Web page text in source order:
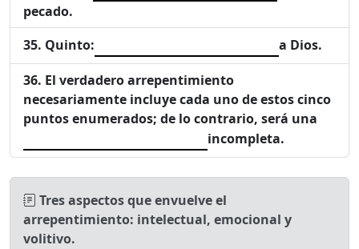
pecado.
Quinto:
a Dios.
El verdadero arrepentimiento
necesariamente incluye cada uno de estos cinco
puntos enumerados; de lo contrario, será una
incompleta.
Tres aspectos que envuelve el
arrepentimiento: intelectual, emocional y
volitivo.